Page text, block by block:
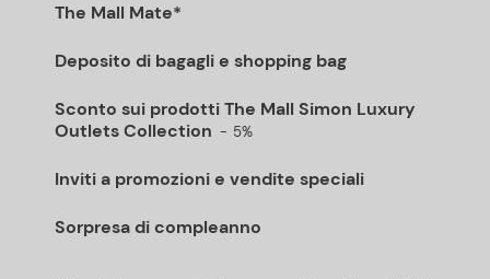
The Mall Mate*
Deposito di bagagli e shopping bag
Sconto sui prodotti The Mall Simon Luxury
Outlets Collection
5%
Inviti a promozioni e vendite speciali
Sorpresa di compleanno